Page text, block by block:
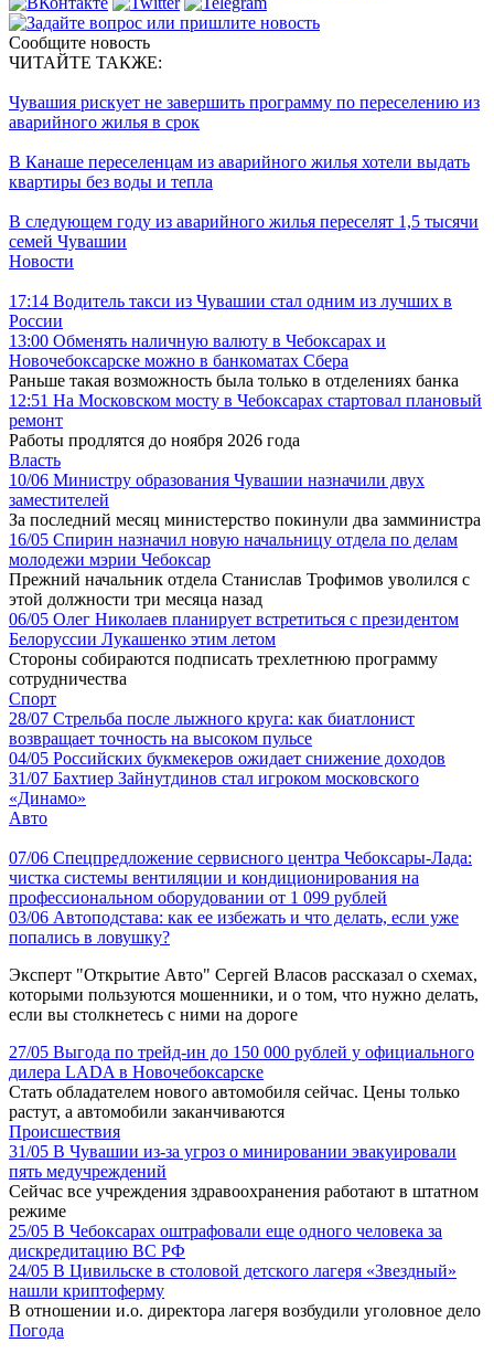
Сообщите новость
ЧИТАЙТЕ ТАКЖЕ:
Чувашия рискует не завершить программу по переселению из
аварийного жилья в срок
В Канаше переселенцам из аварийного жилья хотели выдать
квартиры без воды и тепла
В следующем году из аварийного жилья переселят 1,5 тысячи
семей Чувашии
Новости
17:14 Водитель такси из Чувашии стал одним из лучших в
России
13:00 Обменять наличную валюту в Чебоксарах и
Новочебоксарске можно в банкоматах Сбера
Раньше такая возможность была только в отделениях банка
12:51 На Московском мосту в Чебоксарах стартовал плановый
ремонт
Работы продлятся до ноября 2026 года
Власть
10/06 Министру образования Чувашии назначили двух
заместителей
За последний месяц министерство покинули два замминистра
16/05 Спирин назначил новую начальницу отдела по делам
молодежи мэрии Чебоксар
Прежний начальник отдела Станислав Трофимов уволился с
этой должности три месяца назад
06/05 Олег Николаев планирует встретиться с президентом
Белоруссии Лукашенко этим летом
Стороны собираются подписать трехлетнюю программу
сотрудничества
Спорт
28/07 Стрельба после лыжного круга: как биатлонист
возвращает точность на высоком пульсе
04/05 Российских букмекеров ожидает снижение доходов
31/07 Бахтиер Зайнутдинов стал игроком московского
«Динамо»
Авто
07/06 Спецпредложение сервисного центра Чебоксары-Лада:
чистка системы вентиляции и кондиционирования на
профессиональном оборудовании от 1 099 рублей
03/06 Автоподстава: как ее избежать и что делать, если уже
попались в ловушку?
Эксперт "Открытие Авто" Сергей Власов рассказал о схемах,
которыми пользуются мошенники, и о том, что нужно делать,
если вы столкнетесь с ними на дороге
27/05 Выгода по трейд-ин до 150 000 рублей у официального
дилера LADA в Новочебоксарске
Стать обладателем нового автомобиля сейчас. Цены только
растут, а автомобили заканчиваются
Происшествия
31/05 В Чувашии из-за угроз о минировании эвакуировали
пять медучреждений
Сейчас все учреждения здравоохранения работают в штатном
режиме
25/05 В Чебоксарах оштрафовали еще одного человека за
дискредитацию ВС РФ
24/05 В Цивильске в столовой детского лагеря «Звездный»
нашли криптоферму
В отношении и.о. директора лагеря возбудили уголовное дело
Погода